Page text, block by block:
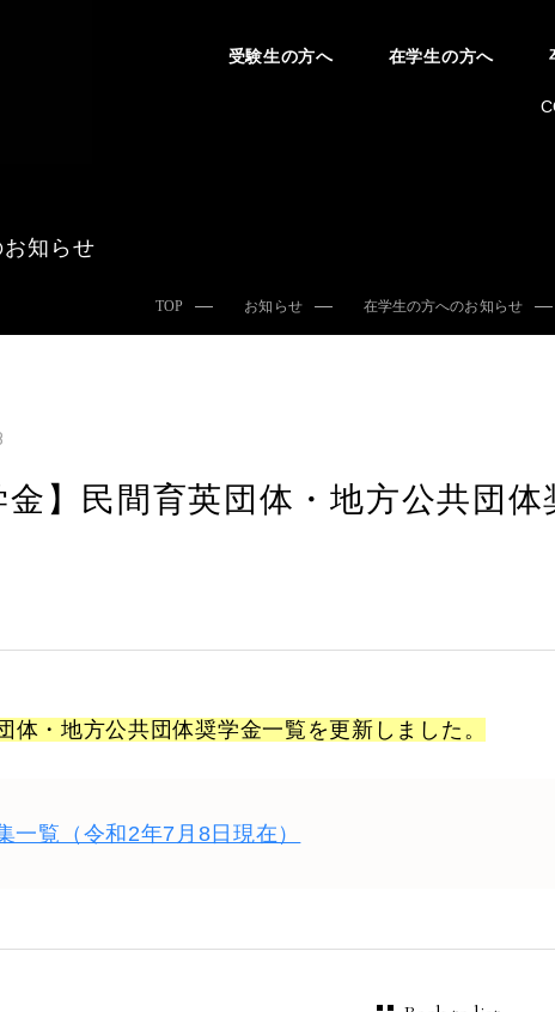
受験生の方へ 在学生の方へ
知らせ
TOP お知らせ 在学生の方へのお知らせ
金】民間育英団体・地方公共団
体・地方公共団体奨学金一覧を更新しました。
一覧（令和2年7月8日現在）